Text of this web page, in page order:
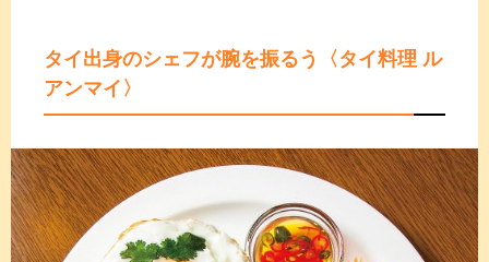
タイ出身のシェフが腕を振るう
〈タイ料理 ル
アンマイ〉